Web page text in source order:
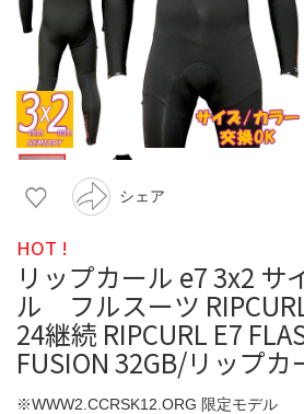
シェア
HOT !
リップカール e7 3x2 サ
ル フルスーツ
24継続 RIPCURL E7
FUSION 32GB/リップカ
※WWW2.CCRSK12.ORG 限定モデル